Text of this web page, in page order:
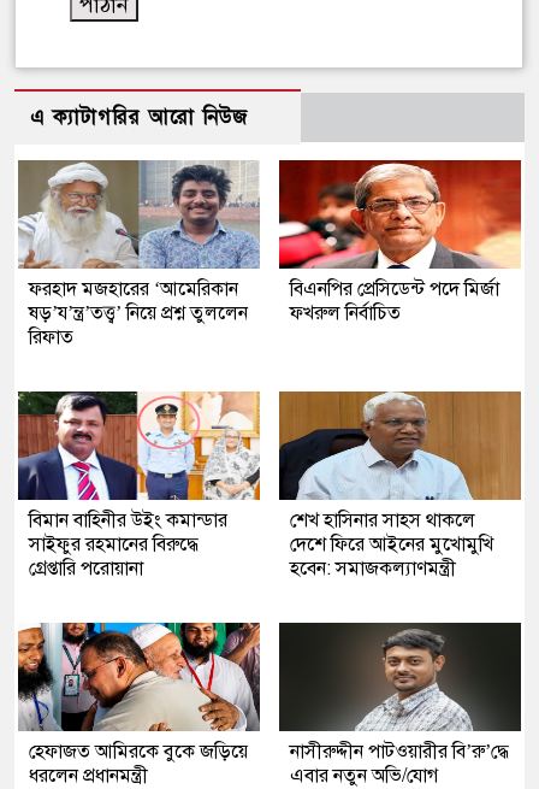
এ ক্যাটাগরির আরো নিউজ
ফরহাদ মজহারের ‘আমেরিকান
ষড়’য’ন্ত্র’তত্ত্ব’ নিয়ে প্রশ্ন তুললেন
রিফাত
বিএনপির প্রেসিডেন্ট পদে মির্জা
ফখরুল নির্বাচিত
বিমান বাহিনীর উইং কমান্ডার
সাইফুর রহমানের বিরুদ্ধে
গ্রেপ্তারি পরোয়ানা
শেখ হাসিনার সাহস থাকলে
দেশে ফিরে আইনের মুখোমুখি
হবেন: সমাজকল্যাণমন্ত্রী
হেফাজত আমিরকে বুকে জড়িয়ে
ধরলেন প্রধানমন্ত্রী
নাসীরুদ্দীন পাটওয়ারীর বি’রু’দ্ধে
এবার নতুন অভি/যোগ